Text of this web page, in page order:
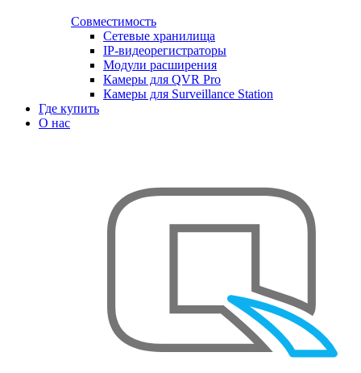
Совместимость
Сетевые хранилища
IP-видеорегистраторы
Модули расширения
Камеры для QVR Pro
Камеры для Surveillance Station
Где купить
О нас